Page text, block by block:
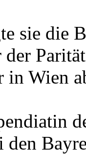
sie die
in Wien
den